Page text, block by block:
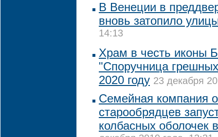
В Венеции в
вновь затопило
14:13
Храм в честь иконы
"Споручница
2020 году 23 декабря
Семейная компания
старообрядцев
колбасных оболочек